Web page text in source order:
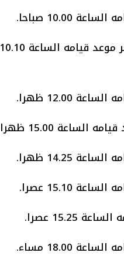
قطار رقم 1211 تحيا مصر القاهرة الإسكندرية مباشر موعد قيامه الساعة 10.10